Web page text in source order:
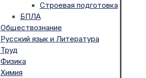
Строевая подготовка
БПЛА
Обществознание
Русский язык и Литература
Труд
Физика
Химия